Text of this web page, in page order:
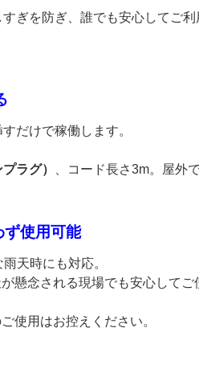
ぎを防ぎ、誰でも安心してご利
すだけで稼働します。
ラグ） 、コード長さ3m。屋外
ず使用可能
天時にも対応。
懸念される現場でも安心してご
使用はお控えください。